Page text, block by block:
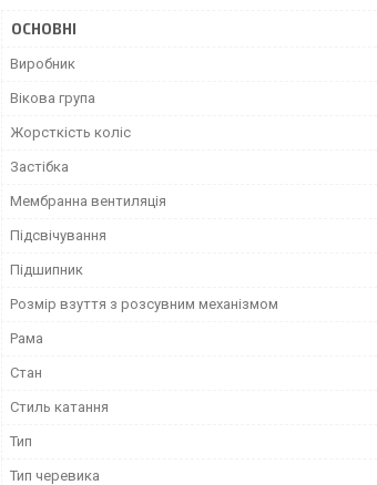
ОСНОВНІ
Виробник
Вікова група
Жорсткість коліс
Застібка
Мембранна вентиляція
Підсвічування
Підшипник
Розмір взуття з розсувним механізмом
Рама
Стан
Стиль катання
Тип
Тип черевика